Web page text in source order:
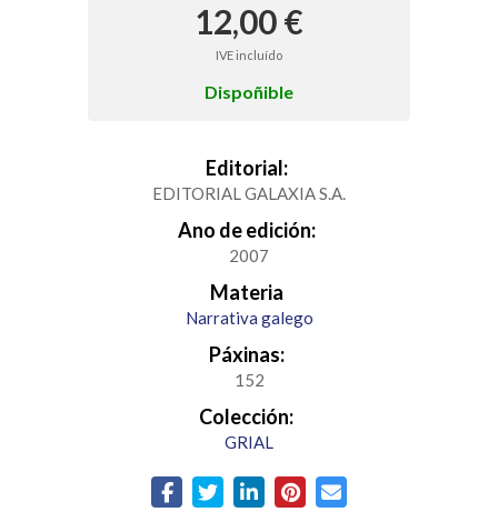
12,00 €
IVE incluído
Dispoñible
Editorial:
EDITORIAL GALAXIA S.A.
Ano de edición:
2007
Materia
Narrativa galego
Páxinas:
152
Colección:
GRIAL